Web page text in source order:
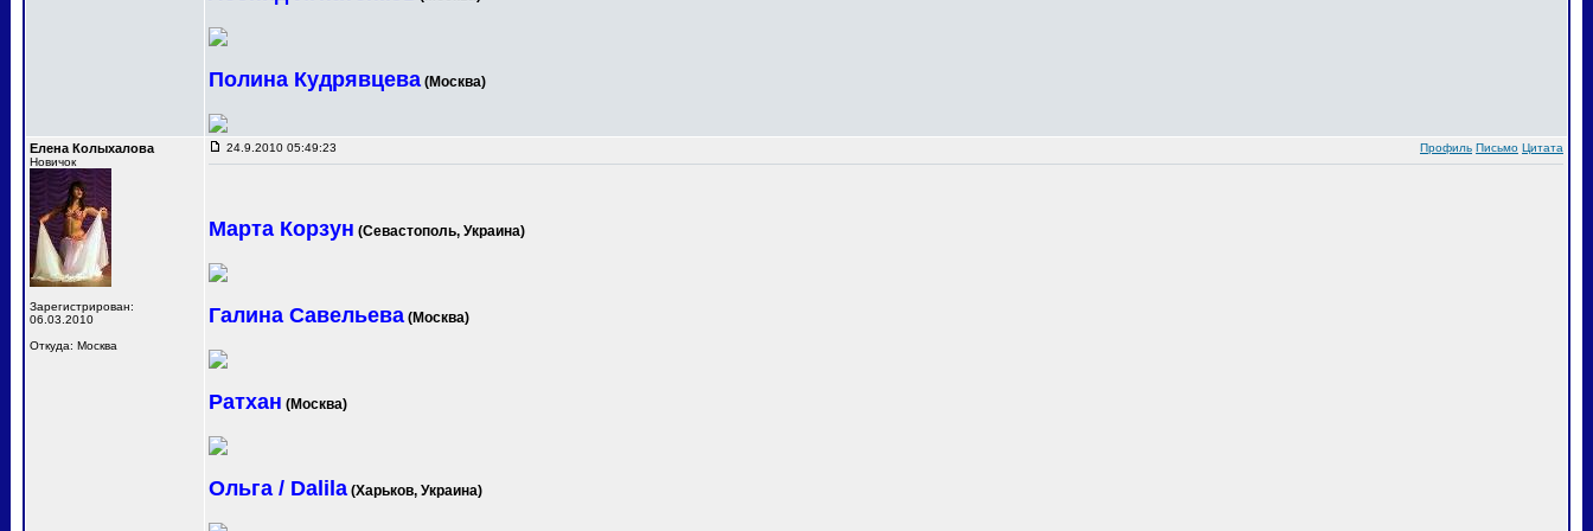
Полина Кудрявцева (Москва)
Елена Колыхалова
Новичок
Зарегистрирован:
06.03.2010
Откуда: Москва
24.9.2010 05:49:23 Профиль Письмо Цитата
Марта Корзун (Севастополь, Украина)
Галина Савельева (Москва)
Ратхан (Москва)
Ольга / Dalila (Харьков, Украина)